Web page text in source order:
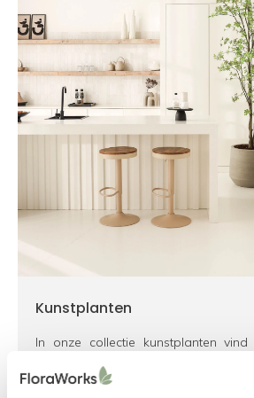
Kunstplanten
In onze collectie kunstplanten
aanbod van kamerplanten,
hangplanten en verticaal groen.